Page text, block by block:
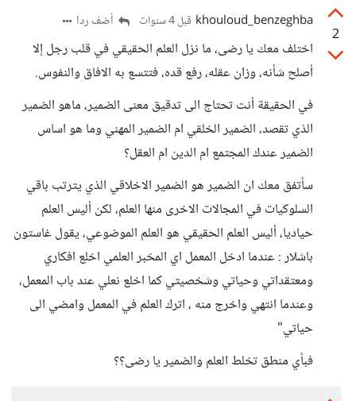
2
khouloud_benzeghba قبل 4 سنوات أضف ردا
اختلف معك يا رضى، ما نزل العلم الحقيقي في قلب رجل إلا
أصلح شأنه، وزان عقله، رفع قده، فتتسع به الافاق والنفوس.
في الحقيقة أنت تحتاج الى تدقيق معنى الضمير، ماهو الضمير
الذي تقصد، الضمير الخلقي ام الضمير المهني وما هو اساس
الضمير عندك المجتمع ام الدين ام العقل؟
سأتفق معك ان الضمير هو الضمير الاخلاقي الذي يترتب باقي
السلوكيات في المجالات الاخرى منها العلم، لكن أليس العلم
حياديا، أليس العلم الحقيقي هو العلم الموضوعي، يقول غاستون
باشلار : عندما ادخل المعمل اي المخبر العلمي اخلع افكاري
ومعتقداتي وحياتي وشخصيتي كما اخلع نعلي عند باب المعمل،
وعندما انتهي واخرج منه ، اترك العلم في المعمل وامضي الى
حياتي"
فبأي منطق تخلط العلم والضمير يا رضى؟؟